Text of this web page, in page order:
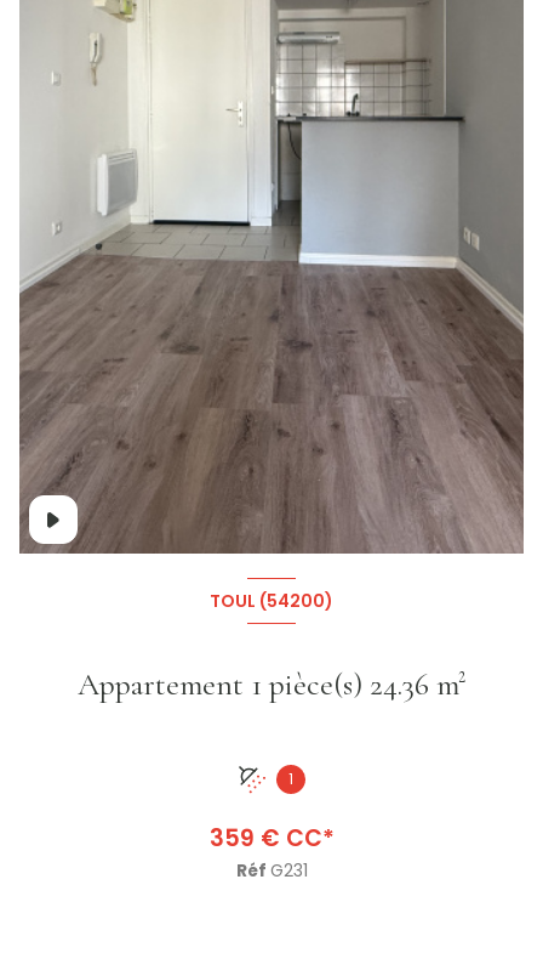
+2
TOUL (54200)
Appartement 1 pièce(s) 24.36 m²
1
359 € CC*
Réf G231